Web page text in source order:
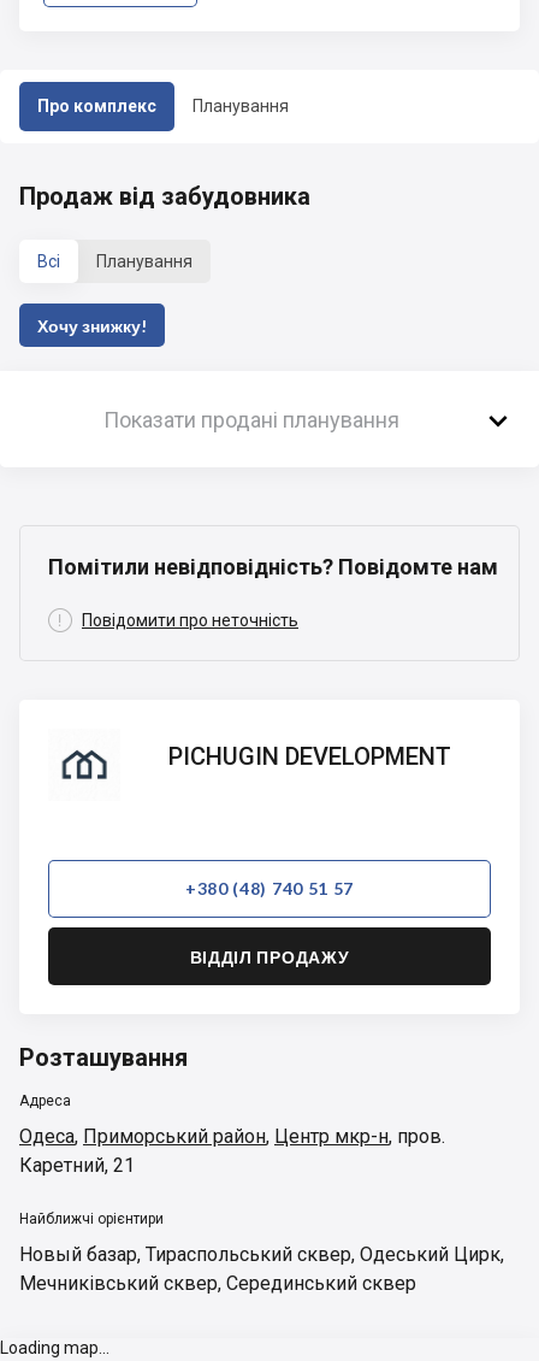
Про комплекс Планування
Продаж від забудовника
Всі Планування
Хочу знижку!
Показати продані планування 
Помітили невідповідність? Повідомте нам
 Повідомити про неточність
DEVELOPMENTPICHUGIN DEVELOPMENT
+380 (48) 740 51 57
ВІДДІЛ ПРОДАЖУ
Розташування
Адреса
Одеса, Приморський район, Центр мкр-н, пров.
Каретний, 21
Найближчі орієнтири
Новый базар, Тираспольський сквер, Одеський Цирк,
Мечниківський сквер, Серединський сквер
Loading map...